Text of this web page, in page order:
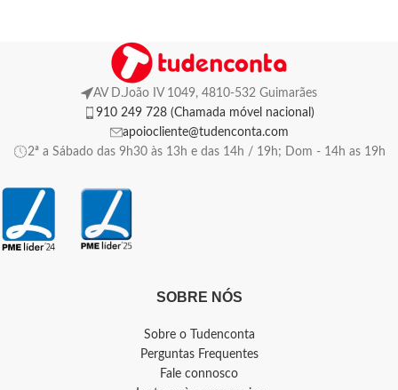
AV D.João IV 1049, 4810-532 Guimarães
910 249 728 (Chamada móvel nacional)
apoiocliente@tudenconta.com
2ª a Sábado das 9h30 às 13h e das 14h / 19h; Dom - 14h as 19h
SOBRE NÓS
Sobre o Tudenconta
Perguntas Frequentes
Fale connosco